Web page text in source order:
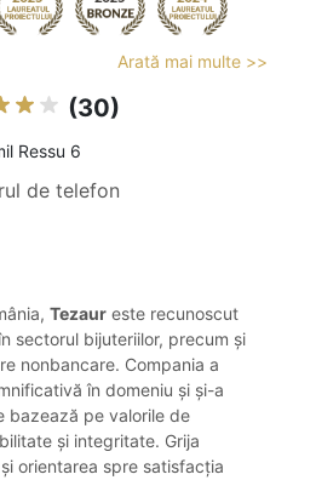
Arată mai multe >>
(30)
Ressu 6
de telefon
Tezaur este recunoscut
sectorul bijuteriilor, precum și
nonbancare. Compania a
în domeniu și și-a
bazează pe valorile de
și integritate. Grija
orientarea spre satisfacția